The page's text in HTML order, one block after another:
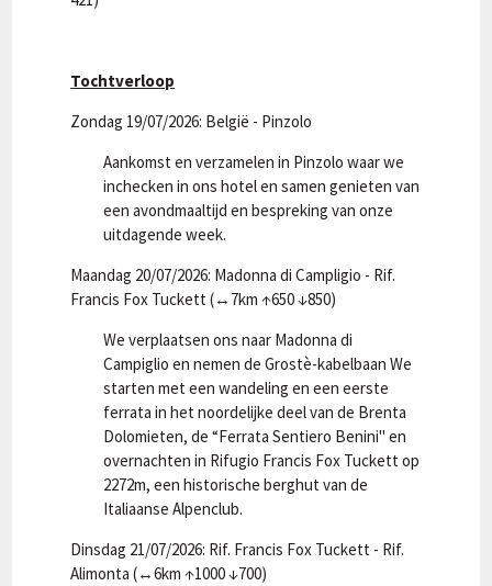
Tochtverloop
Zondag 19/07/2026: België - Pinzolo
Aankomst en verzamelen in Pinzolo waar we
inchecken in ons hotel en samen genieten van
een avondmaaltijd en bespreking van onze
uitdagende week.
Maandag 20/07/2026: Madonna di Campligio - Rif.
Francis Fox Tuckett (↔7km ↑650 ↓850)
We verplaatsen ons naar Madonna di
Campiglio en nemen de Grostè-kabelbaan We
starten met een wandeling en een eerste
ferrata in het noordelijke deel van de Brenta
Dolomieten, de “Ferrata Sentiero Benini" en
overnachten in Rifugio Francis Fox Tuckett op
2272m, een historische berghut van de
Italiaanse Alpenclub.
Dinsdag 21/07/2026: Rif. Francis Fox Tuckett - Rif.
Alimonta (↔6km ↑1000 ↓700)